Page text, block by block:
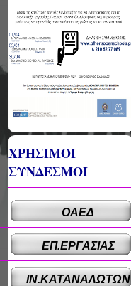
ΧΡΗΣΙΜΟΙ
ΣΥΝΔΕΣΜΟΙ
ΟΑΕΔ
ΕΠ.ΕΡΓΑΣΙΑΣ
ΙΝ.ΚΑΤΑΝΑΛΩΤΩΝ